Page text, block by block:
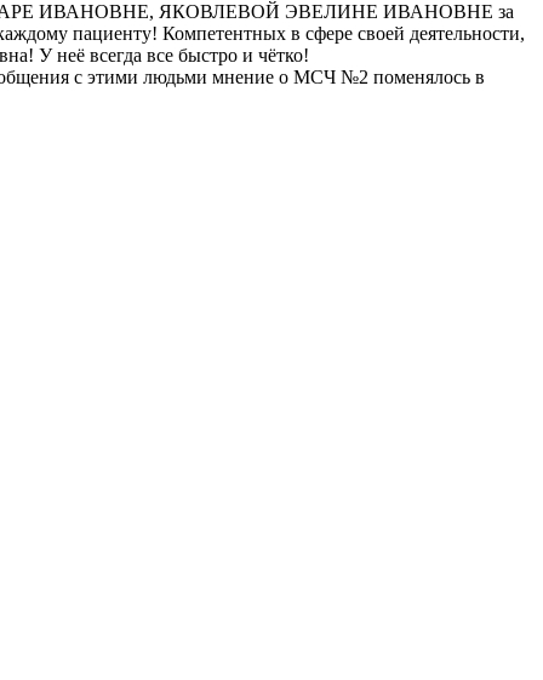
ИВАНОВНЕ, ЯКОВЛЕВОЙ ЭВЕЛИНЕ ИВАНОВНЕ за
пациенту! Компетентных в сфере своей деятельности,
У неё всегда все быстро и чётко!
общения с этими людьми мнение о МСЧ №2 поменялось в